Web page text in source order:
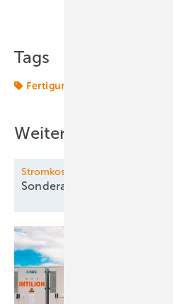
Tags
Fertigung
Weitere Inhalte
Stromkosten-Senker
Sonderabschreibung für